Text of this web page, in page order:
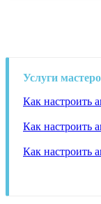
Услуги
Как настроить
Как настроить
Как настроить